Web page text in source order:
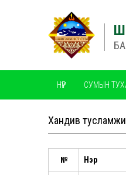
НҮҮР СУМЫН
Хандив
№ Нэр